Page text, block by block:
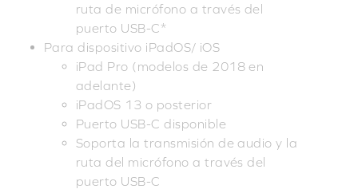
ruta de micrófono a través del
puerto USB-C*
Para dispositivo iPadOS/ iOS
iPad Pro (modelos de 2018 en
adelante)
iPadOS 13 o posterior
Puerto USB-C disponible
Soporta la transmisión de audio y la
ruta del micrófono a través del
puerto USB-C